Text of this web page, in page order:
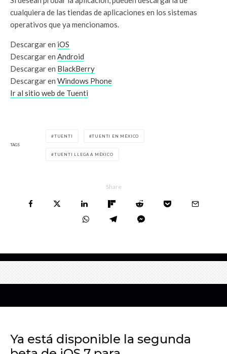
cualquiera de las tiendas de aplicaciones en los sistemas
operativos que ya mencionamos.
Descargar en iOS
Descargar en Android
Descargar en BlackBerry
Descargar en Windows Phone
Ir al sitio web de Tuenti
TAGS
TUENTI TUENTI EN MÉXICO
TUENTI LLEGA A MÉXICO
Share
Ya está disponible la segunda